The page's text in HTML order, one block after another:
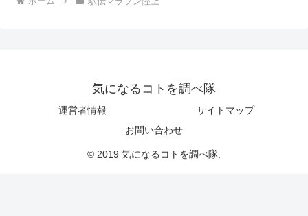
気になるコトを調べ隊
運営者情報
サイトマップ
お問い合わせ
© 2019 気になるコトを調べ隊.